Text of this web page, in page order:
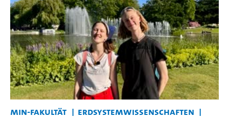
MIN-Fakultät
Erdsystemwissenschaften